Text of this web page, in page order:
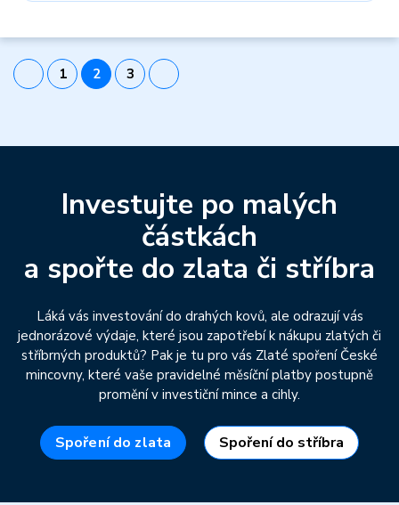
1 2 3
Investujte po malých
částkách
a spořte do zlata či stříbra
Láká vás investování do drahých kovů, ale odrazují vás
jednorázové výdaje, které jsou zapotřebí k nákupu zlatých či
stříbrných produktů? Pak je tu pro vás Zlaté spoření České
mincovny, které vaše pravidelné měsíční platby postupně
promění v investiční mince a cihly.
Spoření do zlata Spoření do stříbra